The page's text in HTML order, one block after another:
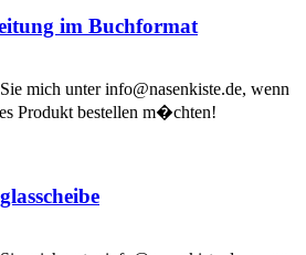
im Buchformat
mich unter info@nasenkiste.de, wenn
Produkt bestellen m�chten!